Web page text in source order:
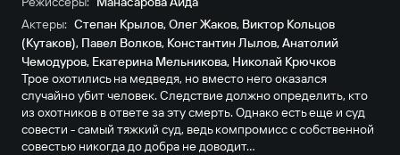
Актеры: Степан Крылов,Олег Жаков, Виктор Кольцов
(Кутаков), Павел Волков, Константин Лылов,Анатолий
Чемодуров, Екатерина Мельникова, Николай Крючков
Трое охотились на медведя, но вместо него оказался
случайно убит человек. Следствие должно определить, кто
из охотников в ответе за эту смерть. Однако есть еще и суд
совести - самый тяжкий суд, ведь компромисс с собственной
совестью никогда до добра не доводит...